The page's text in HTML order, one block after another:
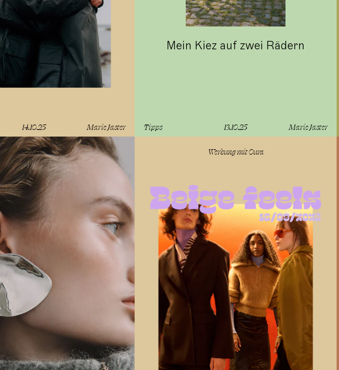
14.10.25 Marie Jaster
Mein Kiez auf zwei Rädern
Tipps 13.10.25 Marie Jaster
Werbung mitOura